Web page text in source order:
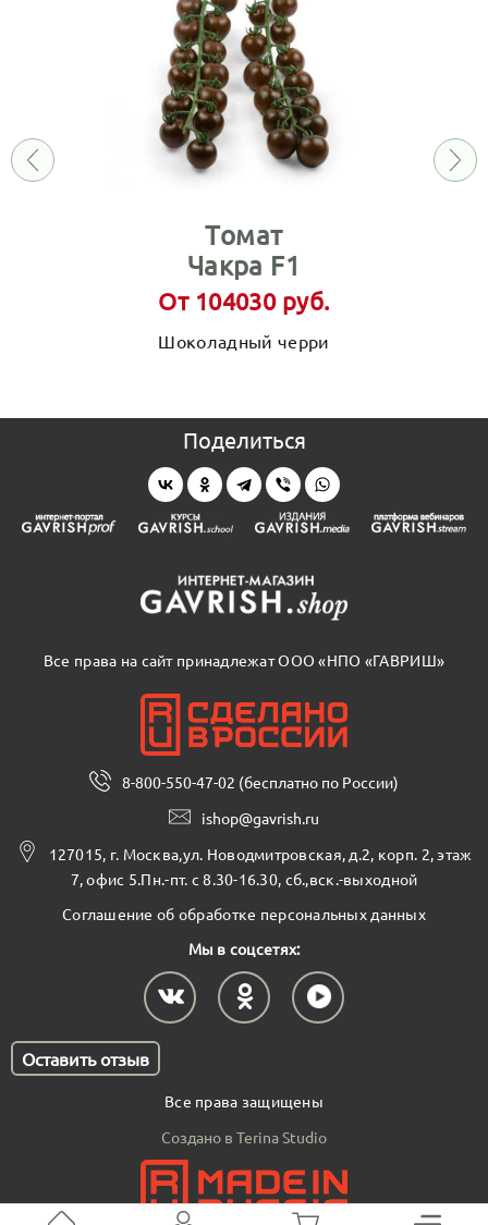
В корзину
Томат
Чакра F1
От 104030 руб.
Шоколадный черри
Поделиться
Все права на сайт принадлежат ООО «НПО «ГАВРИШ»
8-800-550-47-02 (бесплатно по России)
ishop@gavrish.ru
127015, г. Москва,ул. Новодмитровская, д.2, корп. 2, этаж
7, офис 5.Пн.-пт. с 8.30-16.30, сб.,вск.-выходной
Соглашение об обработке персональных данных
Мы в соцсетях:
Оставить отзыв
Все права защищены
Создано в Terina Studio